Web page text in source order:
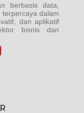
berbasis data,
terpercaya dalam
dan aplikatif
bisnis dan